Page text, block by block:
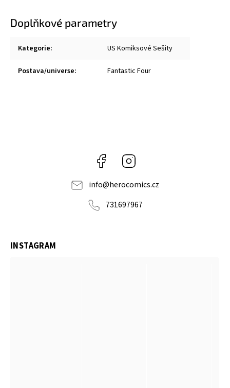
Doplňkové parametry
Kategorie: US Komiksové Sešity
Postava/universe: Fantastic Four
Facebook
info@herocomics.cz
731697967
INSTAGRAM